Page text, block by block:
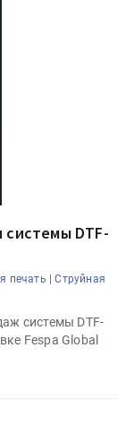
DTF-
печать |
Струйная
системы DTF-
Fespa Global